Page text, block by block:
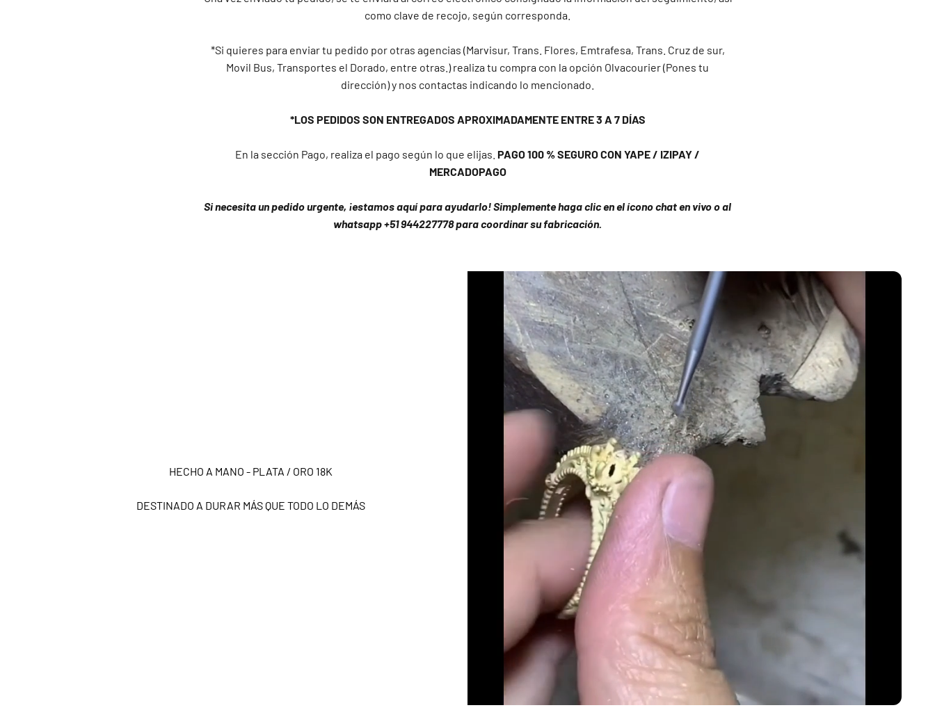
como clave de recojo, según corresponda.
*Si quieres para enviar tu pedido por otras agencias (Marvisur, Trans. Flores, Emtrafesa, Trans. Cruz de sur,
Movil Bus, Transportes el Dorado, entre otras.) realiza tu compra con la opción Olvacourier (Pones tu
dirección) y nos contactas indicando lo mencionado.
*LOS PEDIDOS SON ENTREGADOS APROXIMADAMENTE ENTRE 3 A 7 DÍAS
En la sección Pago, realiza el pago según lo que elijas. PAGO 100 % SEGURO CON YAPE / IZIPAY /
MERCADOPAGO
Si necesita un pedido urgente, ¡estamos aquí para ayudarlo! Simplemente haga clic en el ícono chat en vivo o al
whatsapp +51 944227778 para coordinar su fabricación.
HECHO A MANO - PLATA / ORO 18K
DESTINADO A DURAR MÁS QUE TODO LO DEMÁS